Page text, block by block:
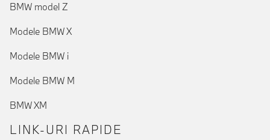
BMW model Z
Modele BMW X
Modele BMW i
Modele BMW M
BMW XM
LINK-URI RAPIDE